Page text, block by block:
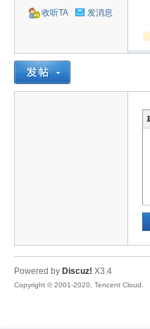
旧
收听TA
发消息
Powered by Discuz! X3.4
Copyright © 2001-2020, Tencent Cloud.